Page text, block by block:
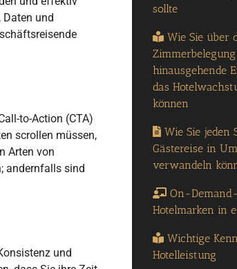
und
to-Action (CTA)
scrollen müssen,
Arten von
andernfalls sind
und
sollte
Wie Sie über
Zimmerbelegung
hinausgehende
das
können
Wie Sie jeden
Gästereise in
verwandeln
On-
Hotelmarken in
Wichtige
Hotelleistung